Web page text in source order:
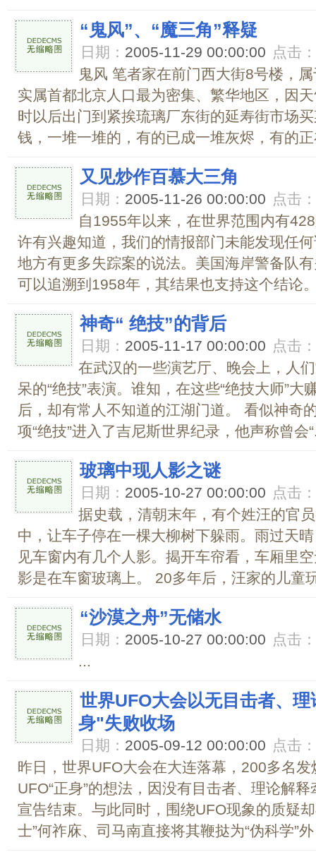
“鬼风”、“魔三角”释疑
日期： 2005-11-29 00:00:00 点击：
鬼风 笔者家在前门西大街8号楼，
实属首都北京人口最为密集、繁华地区，因
时以后出门到紧挨琉璃厂东街的延寿街市场
钱，一堆一堆的，有的已成一堆灰烬，有的
又见炒作百慕大三角
日期： 2005-11-26 00:00:00 点击：
自1955年以来，在世界范围内有
许有兴趣知道，我们的情报部门未能发现任
地方有更多失踪案的说法。美国海岸警备队
可以追溯到1958年，其结果也支持这个结论
神奇“ 绝技”的背后
日期： 2005-11-17 00:00:00 点击：
在武汉的一些演艺厅、晚会上，人
呆的“绝技”表演。谁知，在这些“绝技大师”
后，却有常人不知道的江湖门道。 看似神奇
项“绝技”进入了吉尼斯世界纪录，他声称曾会
玻璃中现人影之谜
日期： 2005-10-27 00:00:00 点击：
据史载，清朝末年，有个姓汪的官
中，让车子停在一棵大柳树下躲雨。雨过天
见车窗内有几个人影。揭开车帘看，车厢里
影是在车窗玻璃上。 20多年后，汪家的儿童
“沙漠之舟”无储水
日期： 2005-10-27 00:00:00 点击：
...
世界UFO大会以无目击者、
身"失败收场
日期： 2005-09-12 00:00:00 点击：
昨日，世界UFO大会在大连落幕，200多名
UFO“正身”的想法，因没有目击者、理论解
宣告结束。与此同时，围绕UFO现象的质疑
士”何祚庥、司马南直接将其鞭挞为“伪科学”